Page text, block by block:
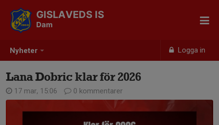
Nyheter Logga in
GISLAVEDS IS
Dam
Lana Dobric klar för 2026
17 mar, 15:06 0 kommentarer